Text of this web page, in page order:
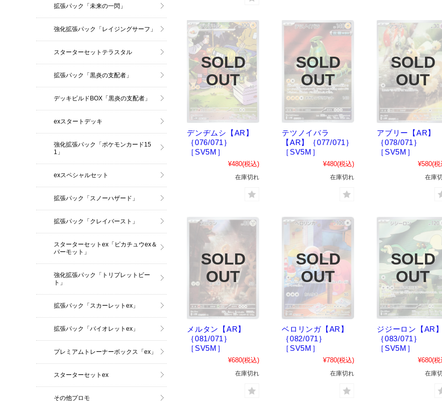
デンヂムシ【AR】
｛076/071｝
［SV5M］
¥480(税込)
在庫切れ
テツノイバラ
【AR】｛077/071｝
［SV5M］
¥480(税込)
在庫切れ
アブリー【AR】
｛078/071｝
［SV5M］
¥580(税
在庫
メルタン【AR】
｛081/071｝
［SV5M］
¥680(税込)
在庫切れ
ベロリンガ【AR】
｛082/071｝
［SV5M］
¥780(税込)
在庫切れ
ジジーロン【AR】
｛083/071｝
［SV5M］
¥680(税
在庫
拡張パック「未来の一閃」
強化拡張パック「レイジングサーフ」
スターターセットテラスタル
拡張パック「黒炎の支配者」
デッキビルドBOX「黒炎の支配者」
exスタートデッキ
強化拡張パック「ポケモンカード15
1」
exスペシャルセット
拡張パック「スノーハザード」
拡張パック「クレイバースト」
スターターセットex「ピカチュウex＆
パーモット」
強化拡張パック「トリプレットビー
ト」
拡張パック「スカーレットex」
拡張パック「バイオレットex」
プレミアムトレーナーボックス「ex」
スターターセットex
その他プロモ